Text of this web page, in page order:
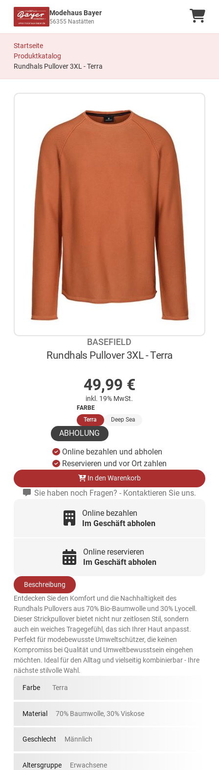
Modehaus Bayer
56355 Nastätten
Startseite
Produktkatalog
Rundhals Pullover 3XL - Terra
BASEFIELD
Rundhals Pullover 3XL - Terra
49,99 €
inkl. 19% MwSt.
FARBE
Terra (ausgewählt)
Deep Sea
ABHOLUNG
Online bezahlen und abholen
Reservieren und vor Ort zahlen
In den Warenkorb
Sie haben noch Fragen? - Kontaktieren Sie uns.
Online bezahlen
Im Geschäft abholen
Online reservieren
Im Geschäft abholen
Beschreibung
Entdecken Sie den Komfort und die Nachhaltigkeit des
Rundhals Pullovers aus 70% Bio-Baumwolle und 30% Lyocell.
Dieser Strickpullover bietet nicht nur zeitlosen Stil, sondern
auch ein weiches Tragegefühl, das sich Ihrer Haut anpasst.
Perfekt für modebewusste Umweltschützer, die keinen
Kompromiss bei Qualität und Umweltbewusstsein eingehen
möchten. Ideal für den Alltag und vielseitig kombinierbar - Ihre
nächste stilvolle Wahl.
Farbe Terra
Material 70% Baumwolle, 30% Viskose
Geschlecht Männlich
Altersgruppe Erwachsene